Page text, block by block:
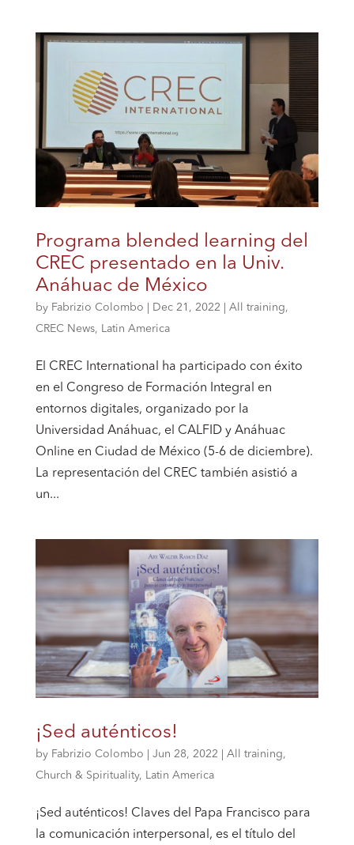
Programa blended learning del
CREC presentado en la Univ.
Anáhuac de México
by Fabrizio Colombo Dec 21, 2022 All training
CREC News, Latin America
El CREC International ha participado con éxito
en el Congreso de Formación Integral en
entornos digitales, organizado por la
Universidad Anáhuac, el CALFID y Anáhuac
Online en Ciudad de México (5-6 de diciembre).
La representación del CREC también asistió a
un...
¡Sed auténticos!
by Fabrizio Colombo Jun 28, 2022 All training,
Church & Spirituality, Latin America
¡Sed auténticos! Claves del Papa Francisco para
la comunicación interpersonal, es el título del